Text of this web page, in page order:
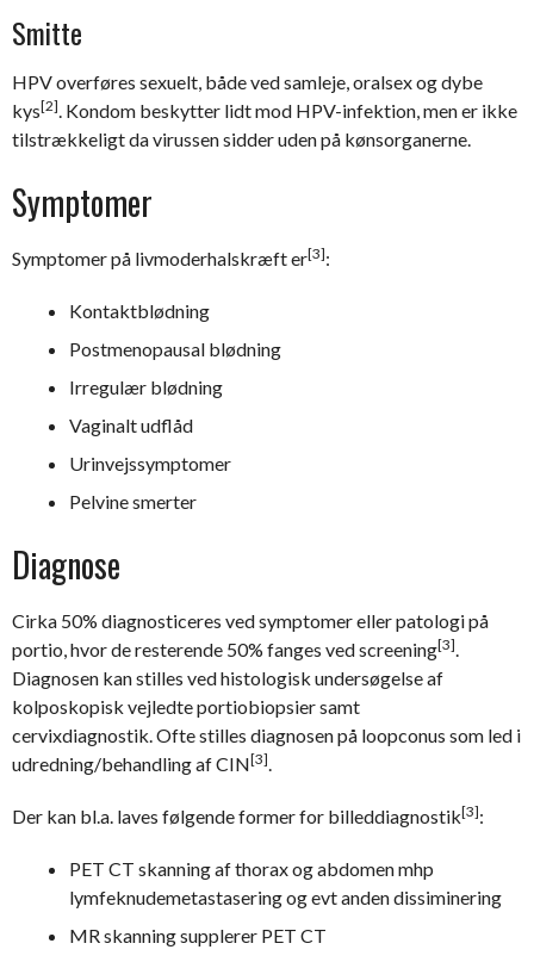
Smitte
HPV overføres sexuelt, både ved samleje, oralsex og dybe
kys[2]. Kondom beskytter lidt mod HPV-infektion, men er ikke
tilstrækkeligt da virussen sidder uden på kønsorganerne.
Symptomer
Symptomer på livmoderhalskræft er[3]:
Kontaktblødning
Postmenopausal blødning
Irregulær blødning
Vaginalt udflåd
Urinvejssymptomer
Pelvine smerter
Diagnose
Cirka 50% diagnosticeres ved symptomer eller patologi på
portio, hvor de resterende 50% fanges ved screening[3].
Diagnosen kan stilles ved histologisk undersøgelse af
kolposkopisk vejledte portiobiopsier samt
cervixdiagnostik. Ofte stilles diagnosen på loopconus som led i
udredning/behandling af CIN[3].
Der kan bl.a. laves følgende former for billeddiagnostik[3]:
PET CT skanning af thorax og abdomen mhp
lymfeknudemetastasering og evt anden dissiminering
MR skanning supplerer PET CT